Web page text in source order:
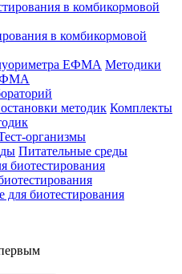
в комбикормовой
Методики
Комплекты
организмы
Питательные среды
для биотестирования